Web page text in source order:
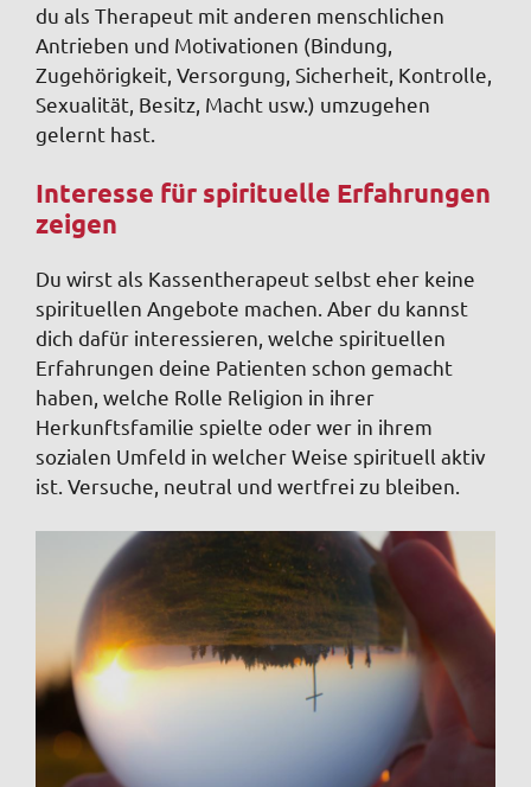
du als Therapeut mit anderen menschlichen
Antrieben und Motivationen (Bindung,
Zugehörigkeit, Versorgung, Sicherheit, Kontrolle,
Sexualität, Besitz, Macht usw.) umzugehen
gelernt hast.
Interesse für spirituelle Erfahrungen
zeigen
Du wirst als Kassentherapeut selbst eher keine
spirituellen Angebote machen. Aber du kannst
dich dafür interessieren, welche spirituellen
Erfahrungen deine Patienten schon gemacht
haben, welche Rolle Religion in ihrer
Herkunftsfamilie spielte oder wer in ihrem
sozialen Umfeld in welcher Weise spirituell aktiv
ist. Versuche, neutral und wertfrei zu bleiben.